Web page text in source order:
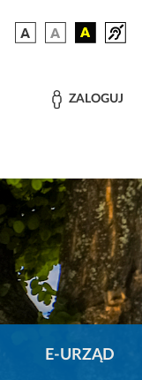
ZALOGUJ
E-URZĄD